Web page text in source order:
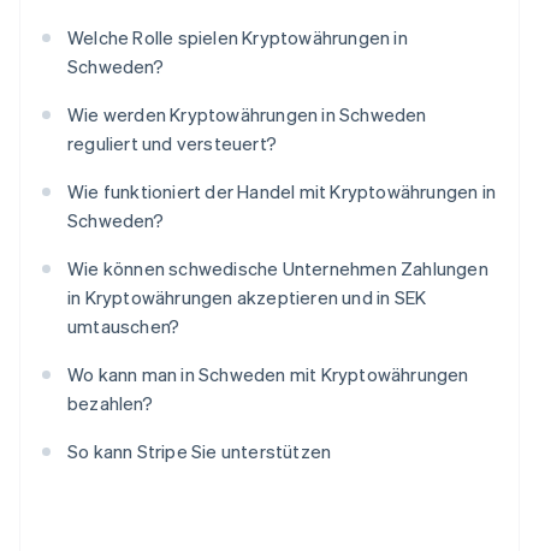
Welche Rolle spielen Kryptowährungen in
Schweden?
Wie werden Kryptowährungen in Schweden
reguliert und versteuert?
Wie funktioniert der Handel mit Kryptowährungen in
Schweden?
Wie können schwedische Unternehmen Zahlungen
in Kryptowährungen akzeptieren und in SEK
umtauschen?
Wo kann man in Schweden mit Kryptowährungen
bezahlen?
So kann Stripe Sie unterstützen